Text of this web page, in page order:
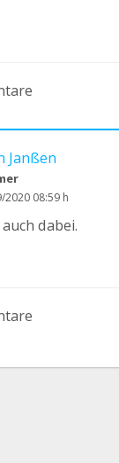
verlässliche
Janßen
2020 08:59 h
dabei.